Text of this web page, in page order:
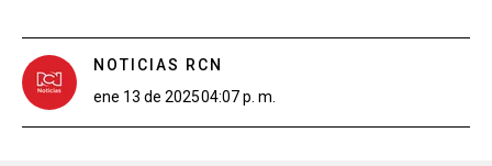
NOTICIAS RCN
ene 13 de 202504:07 p. m.